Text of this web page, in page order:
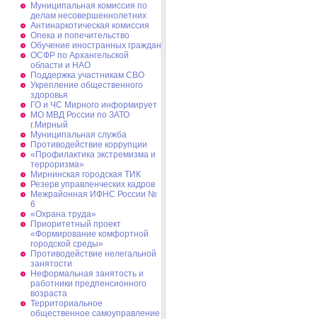
Муниципальная комиссия по
делам несовершеннолетних
Антинаркотическая комиссия
Опека и попечительство
Обучение иностранных граждан
ОСФР по Архангельской
области и НАО
Поддержка участникам СВО
Укрепление общественного
здоровья
ГО и ЧС Мирного информирует
МО МВД России по ЗАТО
г.Мирный
Муниципальная cлужба
Противодействие коррупции
«Профилактика экстремизма и
терроризма»
Мирнинская городская ТИК
Резерв управленческих кадров
Межрайонная ИФНС России №
6
«Охрана труда»
Приоритетный проект
«Формирование комфортной
городской среды»
Противодействие нелегальной
занятости
Неформальная занятость и
работники предпенсионного
возраста
Территориальное
общественное самоуправление